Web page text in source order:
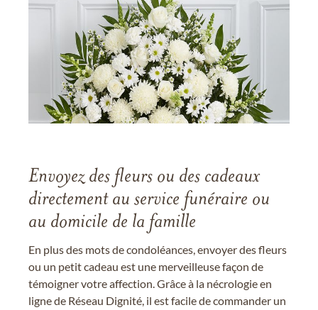
Envoyez des fleurs ou des cadeaux
directement au service funéraire ou
au domicile de la famille
En plus des mots de condoléances, envoyer des fleurs
ou un petit cadeau est une merveilleuse façon de
témoigner votre affection. Grâce à la nécrologie en
ligne de Réseau Dignité, il est facile de commander un